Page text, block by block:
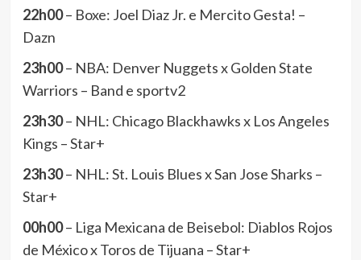
22h00– Boxe: Joel Diaz Jr. e Mercito Gesta! –
Dazn
23h00– NBA: Denver Nuggets x Golden State
Warriors – Band e sportv2
23h30– NHL: Chicago Blackhawks x Los Angeles
Kings – Star+
23h30– NHL: St. Louis Blues x San Jose Sharks –
Star+
00h00– Liga Mexicana de Beisebol: Diablos Rojos
de México x Toros de Tijuana – Star+